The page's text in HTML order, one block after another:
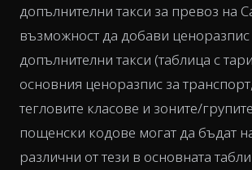
допълнителни такси за превоз на
възможност да добави ценоразпис
допълнителни такси (таблица с
основния ценоразпис за
тегловите класове и зоните/
пощенски кодове могат да бъдат
различни от тези в основната